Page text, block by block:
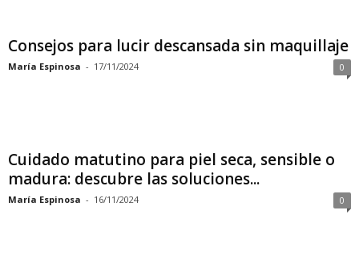
Consejos para lucir descansada sin maquillaje
María Espinosa - 17/11/2024 0
Cuidado matutino para piel seca, sensible o
madura: descubre las soluciones...
María Espinosa - 16/11/2024 0